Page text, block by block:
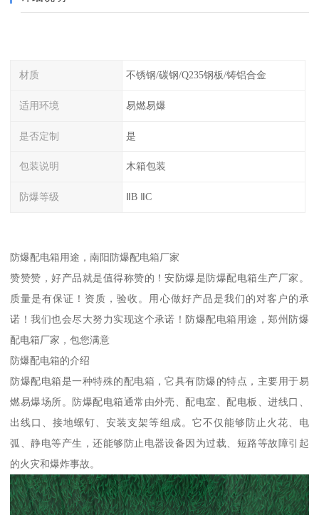
材质 不锈钢/碳钢/Q235钢板/铸铝合金
适用环境 易燃易爆
是否定制 是
包装说明 木箱包装
防爆等级 ⅡB ⅡC
防爆配电箱用途，南阳防爆配电箱厂家
赞赞赞，好产品就是值得称赞的！安防爆是防爆配电箱生产厂家。
质量是有保证！资质，验收。用心做好产品是我们的对客户的承
诺！我们也会尽大努力实现这个承诺！防爆配电箱用途，郑州防爆
配电箱厂家，包您满意
防爆配电箱的介绍
防爆配电箱是一种特殊的配电箱，它具有防爆的特点，主要用于易
燃易爆场所。防爆配电箱通常由外壳、配电室、配电板、进线口、
出线口、接地螺钉、安装支架等组成。它不仅能够防止火花、电
弧、静电等产生，还能够防止电器设备因为过载、短路等故障引起
的火灾和爆炸事故。